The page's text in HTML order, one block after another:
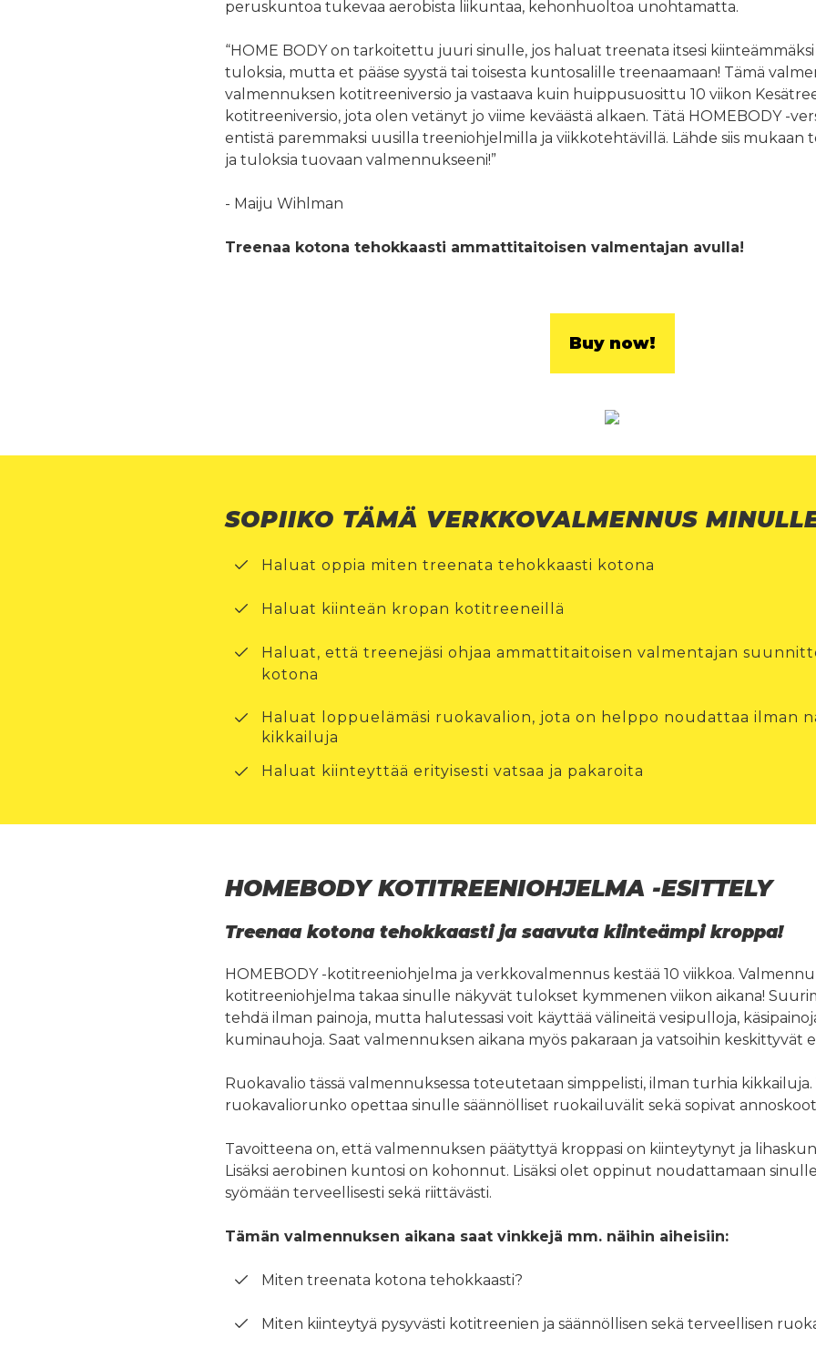
peruskuntoa tukevaa aerobista liikuntaa, kehonhuoltoa unohtamatta.
“HOME BODY on tarkoitettu juuri sinulle, jos haluat treenata itsesi kiinteämmäksi
tuloksia, mutta et pääse syystä tai toisesta kuntosalille treenaamaan! Tämä
valmennuksen kotitreeniversio ja vastaava kuin huippusuosittu 10 viikon
kotitreeniversio, jota olen vetänyt jo viime keväästä alkaen. Tätä HOMEBODY -
entistä paremmaksi uusilla treeniohjelmilla ja viikkotehtävillä. Lähde siis mukaan
ja tuloksia tuovaan valmennukseeni!”
- Maiju Wihlman
Treenaa kotona tehokkaasti ammattitaitoisen valmentajan avulla!
Buy now!
SOPIIKO TÄMÄ VERKKOVALMENNUS
Haluat oppia miten treenata tehokkaasti kotona
Haluat kiinteän kropan kotitreeneillä
Haluat, että treenejäsi ohjaa ammattitaitoisen valmentajan
kotona
Haluat loppuelämäsi ruokavalion, jota on helppo noudattaa ilman
kikkailuja
Haluat kiinteyttää erityisesti vatsaa ja pakaroita
HOMEBODY KOTITREENIOHJELMA -ESITTELY
Treenaa kotona tehokkaasti ja saavuta kiinteämpi kroppa!
HOMEBODY -kotitreeniohjelma ja verkkovalmennus kestää 10 viikkoa.
kotitreeniohjelma takaa sinulle näkyvät tulokset kymmenen viikon aikana!
tehdä ilman painoja, mutta halutessasi voit käyttää välineitä vesipulloja,
kuminauhoja. Saat valmennuksen aikana myös pakaraan ja vatsoihin keskittyvät
Ruokavalio tässä valmennuksessa toteutetaan simppelisti, ilman turhia kikkailuja.
ruokavaliorunko opettaa sinulle säännölliset ruokailuvälit sekä sopivat
Tavoitteena on, että valmennuksen päätyttyä kroppasi on kiinteytynyt ja
Lisäksi aerobinen kuntosi on kohonnut. Lisäksi olet oppinut noudattamaan
syömään terveellisesti sekä riittävästi.
Tämän valmennuksen aikana saat vinkkejä mm. näihin aiheisiin:
Miten treenata kotona tehokkaasti?
Miten kiinteytyä pysyvästi kotitreenien ja säännöllisen sekä terveellisen